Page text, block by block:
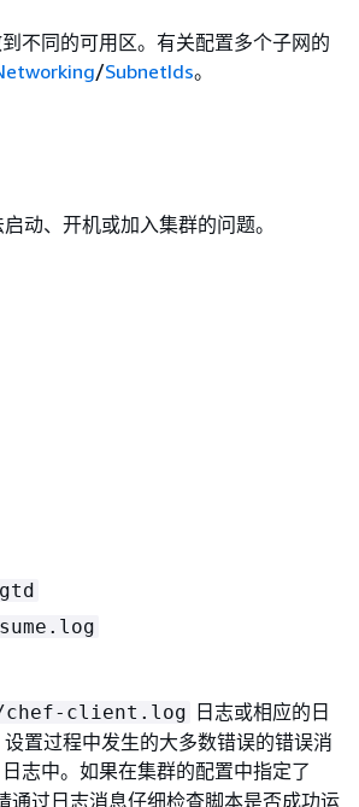
不同的可用区。有关配置多个子网的
/SubnetIds。
动、开机或加入集群的问题。
client.log 日志或相应的日
置过程中发生的大多数错误的错误消
日志中。如果在集群的配置中指定了
通过日志消息仔细检查脚本是否成功运